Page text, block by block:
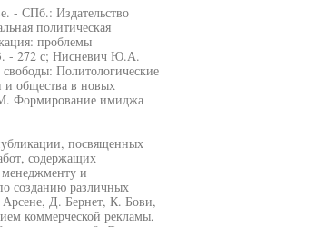
- СПб.: Издательство
политическая
проблемы
- 272 с; Нисневич Ю.А.
Политологические
и общества в новых
Формирование имиджа
посвященных
содержащих
менеджменту и
созданию различных
Арсене, Д. Бернет, К. Бови,
коммерческой рекламы,